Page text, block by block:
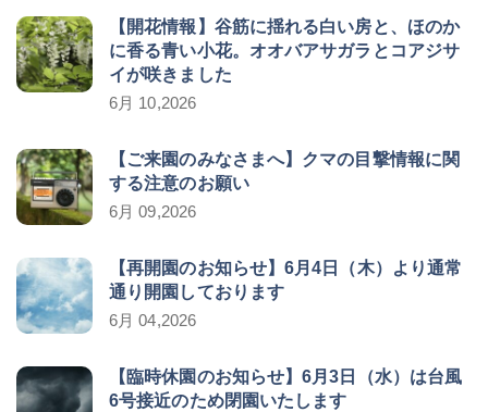
【開花情報】谷筋に揺れる白い房と、ほのか
に香る青い小花。オオバアサガラとコアジサ
イが咲きました
6月 10,2026
【ご来園のみなさまへ】クマの目撃情報に関
する注意のお願い
6月 09,2026
【再開園のお知らせ】6月4日（木）より通常
通り開園しております
6月 04,2026
【臨時休園のお知らせ】6月3日（水）は台風
6号接近のため閉園いたします